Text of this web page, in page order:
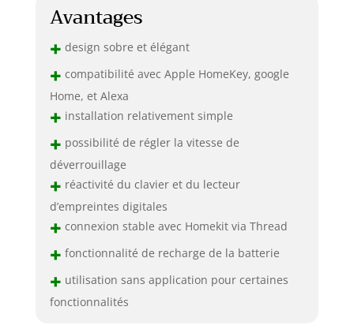
Avantages
+ design sobre et élégant
+ compatibilité avec Apple HomeKey, google
Home, et Alexa
+ installation relativement simple
+ possibilité de régler la vitesse de
déverrouillage
+ réactivité du clavier et du lecteur
d’empreintes digitales
+ connexion stable avec Homekit via Thread
+ fonctionnalité de recharge de la batterie
+ utilisation sans application pour certaines
fonctionnalités